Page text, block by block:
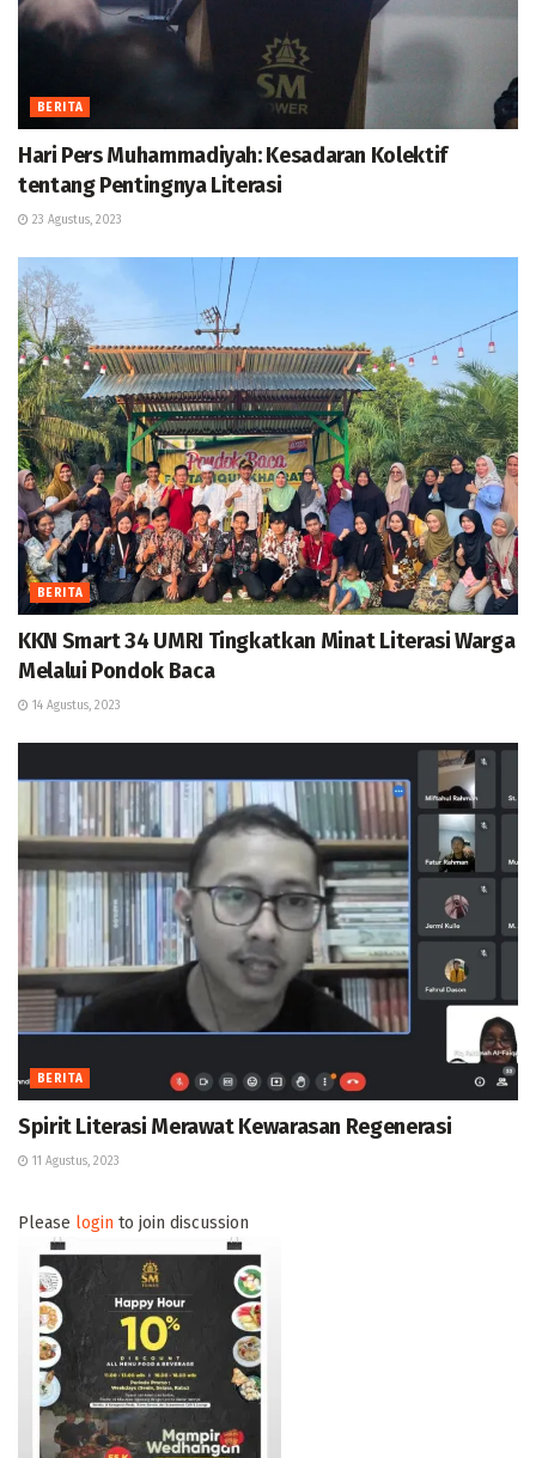
BERITA
Hari Pers Muhammadiyah: Kesadaran Kolektif
tentang Pentingnya Literasi
23 Agustus, 2023
BERITA
KKN Smart 34 UMRI Tingkatkan Minat Literasi Warga
Melalui Pondok Baca
14 Agustus, 2023
BERITA
Spirit Literasi Merawat Kewarasan Regenerasi
11 Agustus, 2023
Please login to join discussion